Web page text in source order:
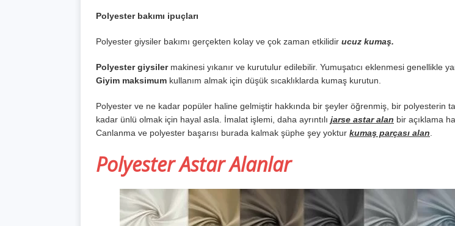
Polyester bakımı ipuçları
Polyester giysiler bakımı gerçekten kolay ve çok zaman etkilidir ucuz kumaş.
Polyester giysilermakinesi yıkanır ve kurutulur edilebilir. Yumuşatıcı eklenmesi genellikle
Giyim maksimum kullanım almak için düşük sıcaklıklarda kumaş kurutun.
Polyester ve ne kadar popüler haline gelmiştir hakkında bir şeyler öğrenmiş, bir polyesterin
kadar ünlü olmak için hayal asla. İmalat işlemi, daha ayrıntılı jarse astar alan bir açıklama
Canlanma ve polyester başarısı burada kalmak şüphe şey yoktur kumaş parçası alan
Polyester Astar Alanlar